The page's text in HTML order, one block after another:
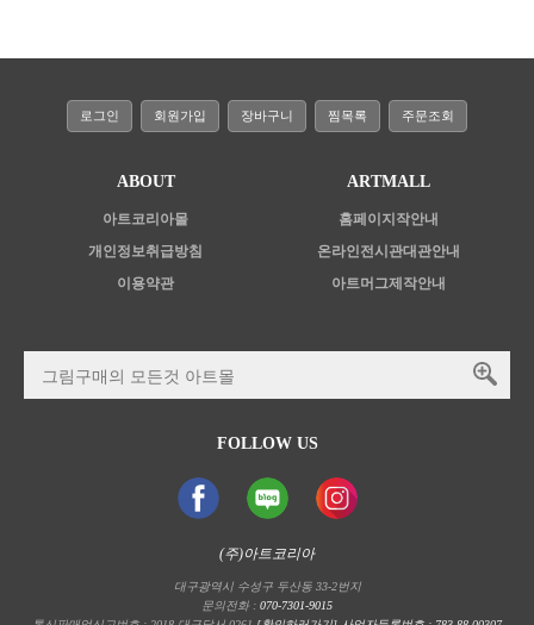
로그인 회원가입 장바구니 찜목록 주문조회
ABOUT
아트코리아몰
개인정보취급방침
이용약관
ARTMALL
홈페이지작안내
온라인전시관대관안내
아트머그제작안내
FOLLOW US
(주)아트코리아
대구광역시 수성구 두산동 33-2번지
문의전화 : 070-7301-9015